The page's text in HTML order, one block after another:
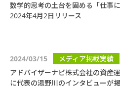
数学的思考の土台を固める「仕事
2024年4月2日リリース
2024/03/15
メディア掲載実績
アドバイザーナビ株式会社の資産
に代表の湯野川のインタビューが